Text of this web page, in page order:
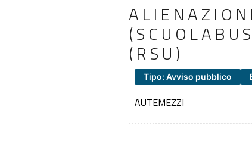
(RSU)
Tipo: Avviso pubblico
AUTEMEZZI